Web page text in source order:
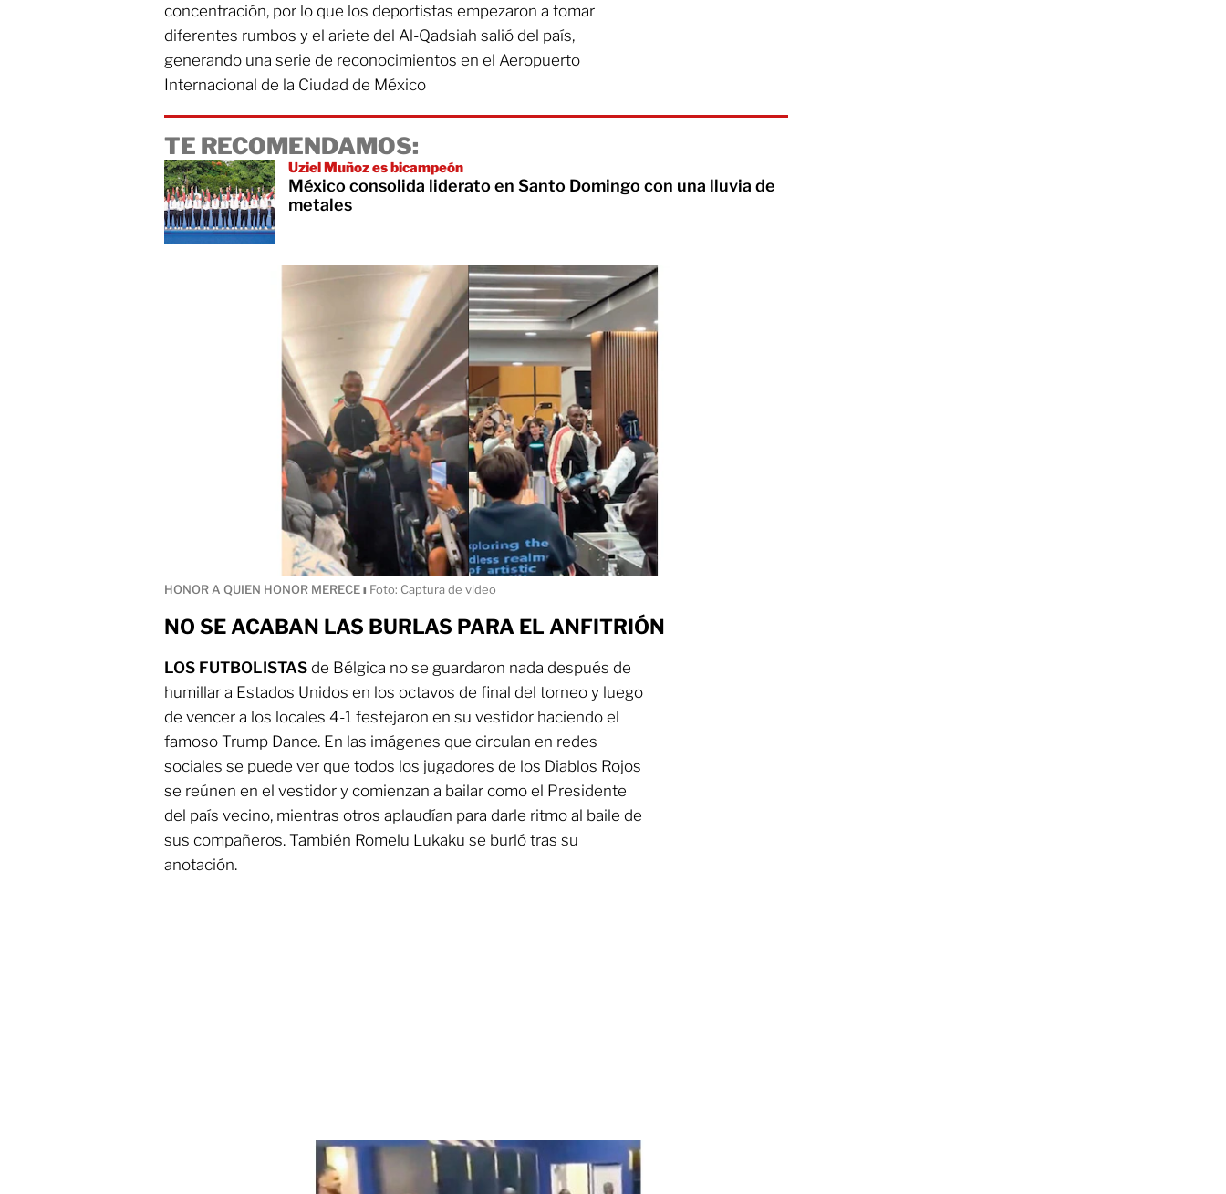
concentración, por lo que los deportistas empezaron a tomar
diferentes rumbos y el ariete del Al-Qadsiah salió del país,
generando una serie de reconocimientos en el Aeropuerto
Internacional de la Ciudad de México
TE RECOMENDAMOS:
Uziel Muñoz es bicampeón
México consolida liderato en Santo Domingo con una lluvia de
metales
HONOR A QUIEN HONOR MERECEı Foto: Captura de video
NO SE ACABAN LAS BURLAS PARA EL ANFITRIÓN
LOS FUTBOLISTAS de Bélgica no se guardaron nada después de
humillar a Estados Unidos en los octavos de final del torneo y luego
de vencer a los locales 4-1 festejaron en su vestidor haciendo el
famoso Trump Dance. En las imágenes que circulan en redes
sociales se puede ver que todos los jugadores de los Diablos Rojos
se reúnen en el vestidor y comienzan a bailar como el Presidente
del país vecino, mientras otros aplaudían para darle ritmo al baile de
sus compañeros. También Romelu Lukaku se burló tras su
anotación.